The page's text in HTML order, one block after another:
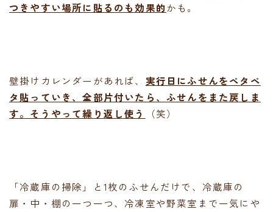
つきやすい場所に貼るのも効果的かも。
壁掛けカレンダーがあれば、 実行日にふせんをペタペ
タ貼っていき、全部片付いたら、ふせんをまた戻しま
す。そうやって繰り返し使う
（笑）
「冷蔵庫の掃除」と1枚のふせんだけで、冷蔵庫の
扉・中・棚の一つ一つ、冷凍室や野菜室まで一気にや